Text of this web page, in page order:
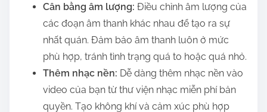
Cân bằng âm lượng: Điều chỉnh âm lượng của
các đoạn âm thanh khác nhau để tạo ra sự
nhất quán. Đảm bảo âm thanh luôn ở mức
phù hợp, tránh tình trạng quá to hoặc quá nhỏ.
Thêm nhạc nền: Dễ dàng thêm nhạc nền vào
video của bạn từ thư viện nhạc miễn phí bản
quyền. Tạo không khí và cảm xúc phù hợp